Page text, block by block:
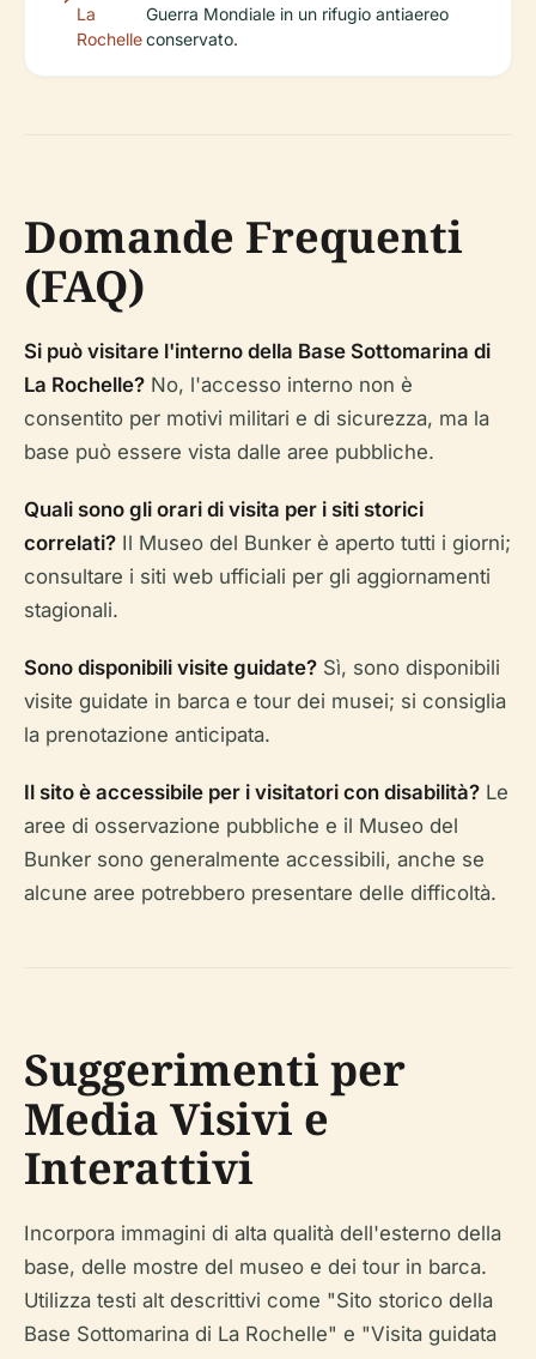
La
Rochelle
Guerra Mondiale in un rifugio antiaereo
conservato.
Domande Frequenti
(FAQ)
Si può visitare l'interno della Base Sottomarina di
La Rochelle? No, l'accesso interno non è
consentito per motivi militari e di sicurezza, ma la
base può essere vista dalle aree pubbliche.
Quali sono gli orari di visita per i siti storici
correlati? Il Museo del Bunker è aperto tutti i giorni;
consultare i siti web ufficiali per gli aggiornamenti
stagionali.
Sono disponibili visite guidate? Sì, sono disponibili
visite guidate in barca e tour dei musei; si consiglia
la prenotazione anticipata.
Il sito è accessibile per i visitatori con disabilità? Le
aree di osservazione pubbliche e il Museo del
Bunker sono generalmente accessibili, anche se
alcune aree potrebbero presentare delle difficoltà.
Suggerimenti per
Media Visivi e
Interattivi
Incorpora immagini di alta qualità dell'esterno della
base, delle mostre del museo e dei tour in barca.
Utilizza testi alt descrittivi come "Sito storico della
Base Sottomarina di La Rochelle" e "Visita guidata